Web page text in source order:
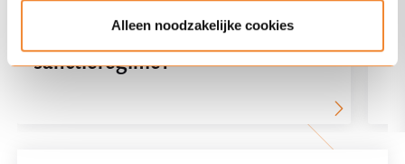
Alleen noodzakelijke cookies
binnenkort onder het Russische
sanctieregime?